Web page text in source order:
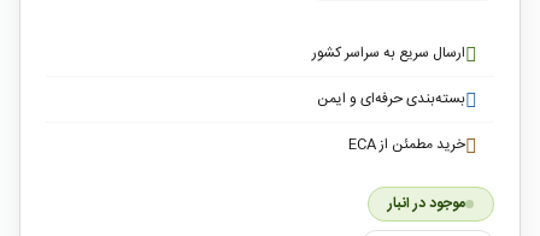
ارسال سریع به سراسر کشور
بسته‌بندی حرفه‌ای و ایمن
خرید مطمئن از ECA
موجود در انبار